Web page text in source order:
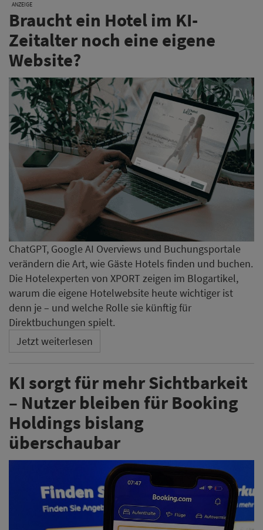
ANZEIGE
Braucht ein Hotel im KI-
Zeitalter noch eine eigene
Website?
ChatGPT, Google AI Overviews und Buchungsportale
verändern die Art, wie Gäste Hotels finden und buchen.
Die Hotelexperten von XPORT zeigen im Blogartikel,
warum die eigene Hotelwebsite heute wichtiger ist
denn je – und welche Rolle sie künftig für
Direktbuchungen spielt.
Jetzt weiterlesen
KI sorgt für mehr Sichtbarkeit
– Nutzer bleiben für Booking
Holdings bislang
überschaubar